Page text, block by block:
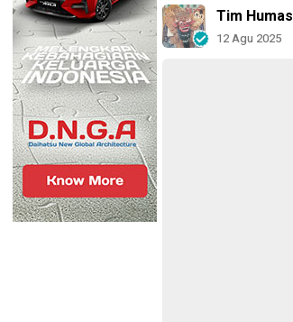
Tim Humas
12 Agu 2025